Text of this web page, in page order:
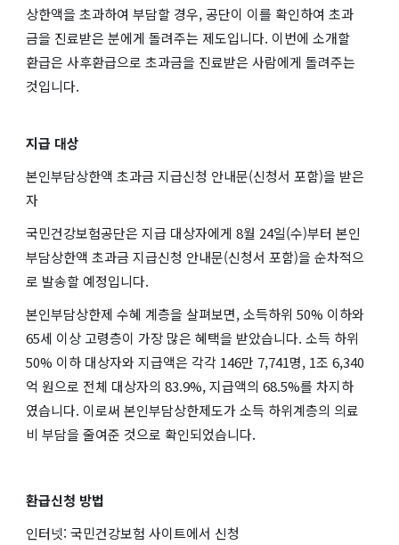
상한액을 초과하여 부담할 경우, 공단이 이를 확인하여 초과
금을 진료받은 분에게 돌려주는 제도입니다. 이번에 소개할
환급은 사후환급으로 초과금을 진료받은 사람에게 돌려주는
것입니다.
지급 대상
본인부담상한액 초과금 지급신청 안내문(신청서 포함)을 받은
자
국민건강보험공단은 지급 대상자에게 8월 24일(수)부터 본인
부담상한액 초과금 지급신청 안내문(신청서 포함)을 순차적으
로 발송할 예정입니다.
본인부담상한제 수혜 계층을 살펴보면, 소득하위 50% 이하와
65세 이상 고령층이 가장 많은 혜택을 받았습니다. 소득 하위
50% 이하 대상자와 지급액은 각각 146만 7,741명, 1조 6,340
억 원으로 전체 대상자의 83.9%, 지급액의 68.5%를 차지하
였습니다. 이로써 본인부담상한제도가 소득 하위계층의 의료
비 부담을 줄여준 것으로 확인되었습니다.
환급신청 방법
인터넷: 국민건강보험 사이트에서 신청